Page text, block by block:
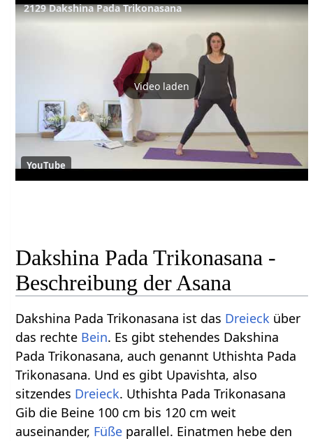
2129 Dakshina Pada Trikonasana
Video laden
YouTube
Dakshina Pada Trikonasana -
Beschreibung der Asana
Dakshina Pada Trikonasana ist das Dreieck über
das rechte Bein. Es gibt stehendes Dakshina
Pada Trikonasana, auch genannt Uthishta Pada
Trikonasana. Und es gibt Upavishta, also
sitzendes Dreieck. Uthishta Pada Trikonasana
Gib die Beine 100 cm bis 120 cm weit
auseinander, Füße parallel. Einatmen hebe den